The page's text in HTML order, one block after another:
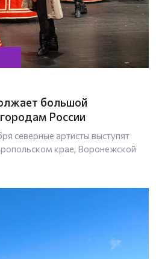
большой
России
северные артисты выступят
крае, Воронежской